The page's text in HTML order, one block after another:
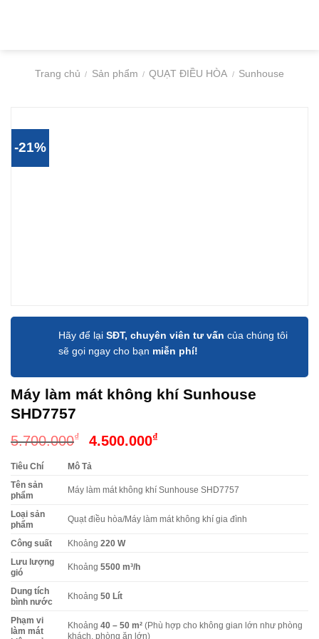
Trang chủ / Sản phẩm / QUẠT ĐIỀU HÒA / Sunhouse
-21%
Hãy để lại SĐT, chuyên viên tư vấn của chúng tôi
sẽ gọi ngay cho bạn miễn phí!
Máy làm mát không khí Sunhouse
SHD7757
5.700.000₫
Giá
là:
5.700.000₫.
4.500.000₫
là:
Tiêu Chí
Mô Tả
Tên sản
phẩm
Máy làm mát không khí Sunhouse SHD7757
Loại sản
phẩm
Quạt điều hòa/Máy làm mát không khí gia đình
Công suất Khoảng 220 W
Lưu lượng
gió
Khoảng 5500 m³/h
Dung tích
bình nước
Khoảng 50 Lít
Phạm vi
làm mát
Khoảng 40 – 50 m²(Phù hợp cho không gian lớn như phòng
khách, phòng ăn lớn)